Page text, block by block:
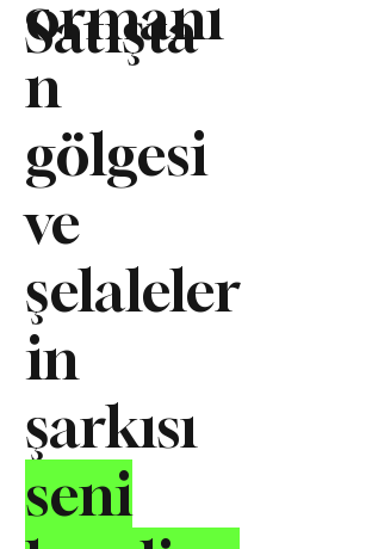
ormanı
n
gölgesi
ve
şelaleler
in
şarkısı
seni
Satışta